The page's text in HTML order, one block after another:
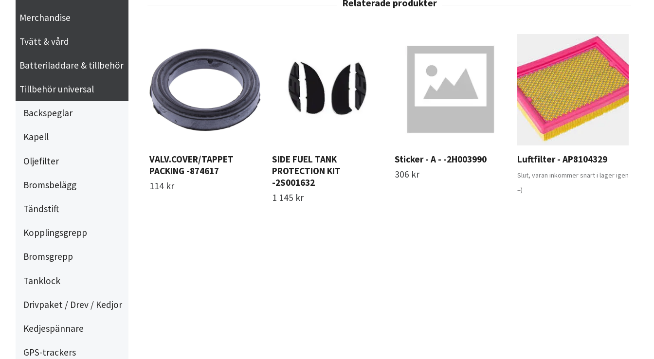
Merchandise
Tvätt & vård
Batteriladdare & tillbehör
Tillbehör universal
Backspeglar
Kapell
Oljefilter
Bromsbelägg
Tändstift
Kopplingsgrepp
Bromsgrepp
Tanklock
Drivpaket / Drev / Kedjor
Kedjespännare
GPS-trackers
VALV.COVER/TAPPET
PACKING -874617
114 kr
SIDE FUEL TANK
PROTECTION KIT
-2S001632
1 145 kr
Sticker - A - -2H003990
306 kr
Luftfilter - AP8104329
Slut, varan inkommer snart i lager igen
=)